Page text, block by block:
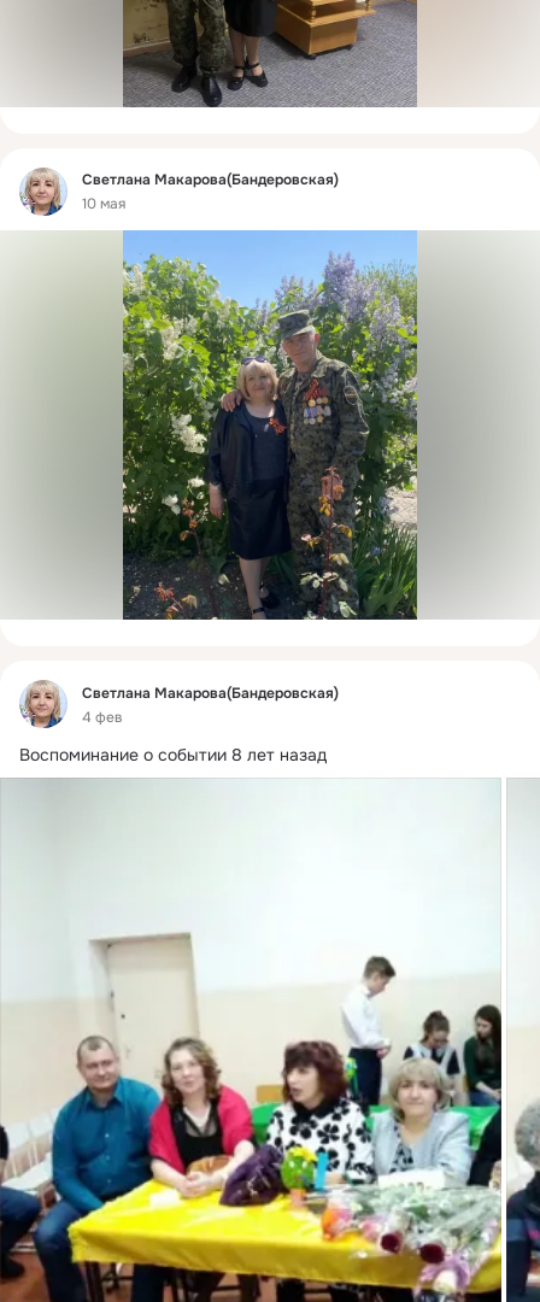
Фид
Светлана Макарова(Бандеровская)
10 мая
Фид
Светлана Макарова(Бандеровская)
4 фев
Воспоминание о событии 8 лет назад